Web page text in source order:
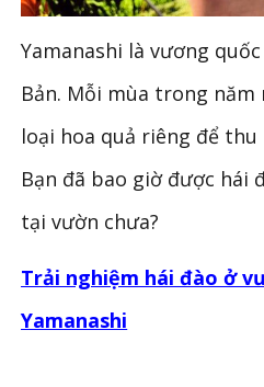
Yamanashi là vương
Bản. Mỗi mùa trong năm
loại hoa quả riêng để
Bạn đã bao giờ được hái
tại vườn chưa?
Trải nghiệm hái đào ở
Yamanashi